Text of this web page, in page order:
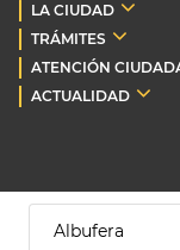
LA CIUDAD
TRÁMITES
ATENCIÓN
ACTUALIDAD
Albufera